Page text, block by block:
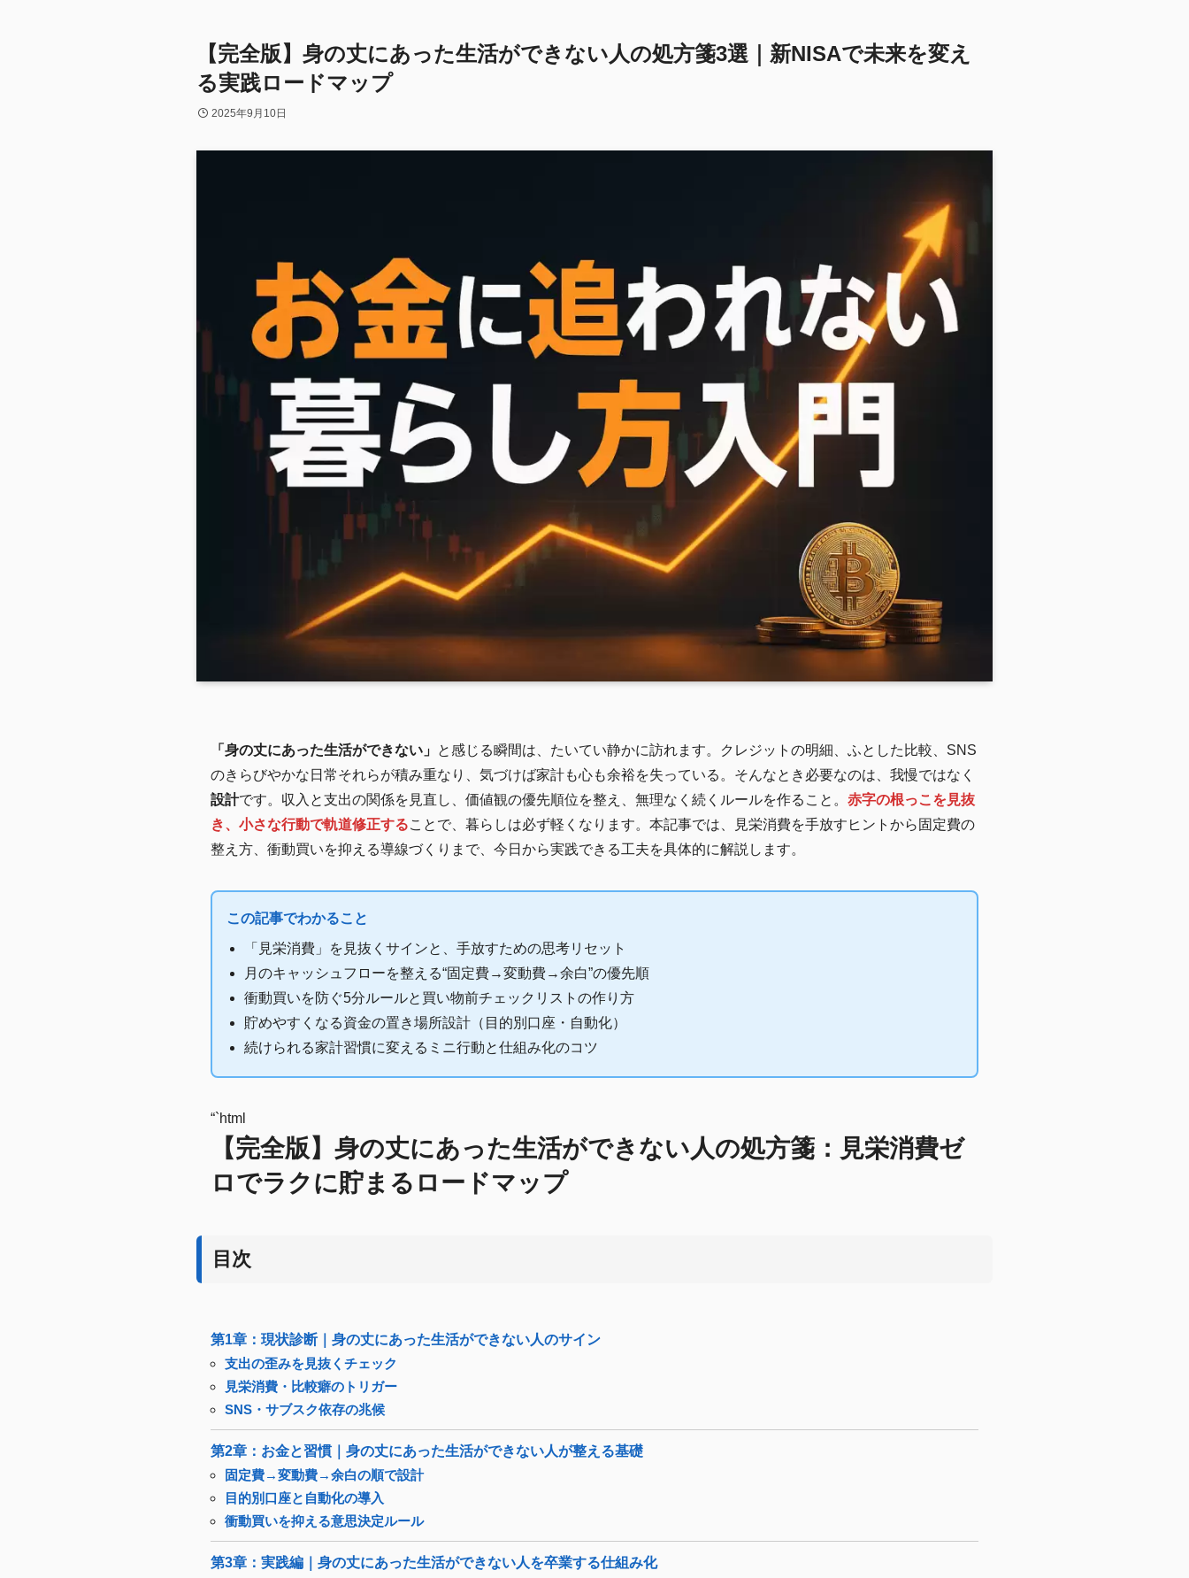
【完全版】身の丈にあった生活ができない人の処方箋3選｜新NISAで未来を変え
る実践ロードマップ
2025年9月10日
「身の丈にあった生活ができない」 と感じる瞬間は、たいてい静かに訪れます。クレジットの明細、ふとした比較、SNS
のきらびやかな日常それらが積み重なり、気づけば家計も心も余裕を失っている。そんなとき必要なのは、我慢ではなく
設計です。収入と支出の関係を見直し、価値観の優先順位を整え、無理なく続くルールを作ること。 赤字の根っこを見抜
き、小さな行動で軌道修正することで、暮らしは必ず軽くなります。本記事では、見栄消費を手放すヒントから固定費の
整え方、衝動買いを抑える導線づくりまで、今日から実践できる工夫を具体的に解説します。
この記事でわかること
「見栄消費」を見抜くサインと、手放すための思考リセット
月のキャッシュフローを整える“固定費→変動費→余白”の優先順
衝動買いを防ぐ5分ルールと買い物前チェックリストの作り方
貯めやすくなる資金の置き場所設計（目的別口座・自動化）
続けられる家計習慣に変えるミニ行動と仕組み化のコツ
“`html
【完全版】身の丈にあった生活ができない人の処方箋：見栄消費ゼ
ロでラクに貯まるロードマップ
目次
第1章：現状診断｜身の丈にあった生活ができない人のサイン
支出の歪みを見抜くチェック
見栄消費・比較癖のトリガー
SNS・サブスク依存の兆候
第2章：お金と習慣｜身の丈にあった生活ができない人が整える基礎
固定費→変動費→余白の順で設計
目的別口座と自動化の導入
衝動買いを抑える意思決定ルール
第3章：実践編｜身の丈にあった生活ができない人を卒業する仕組み化